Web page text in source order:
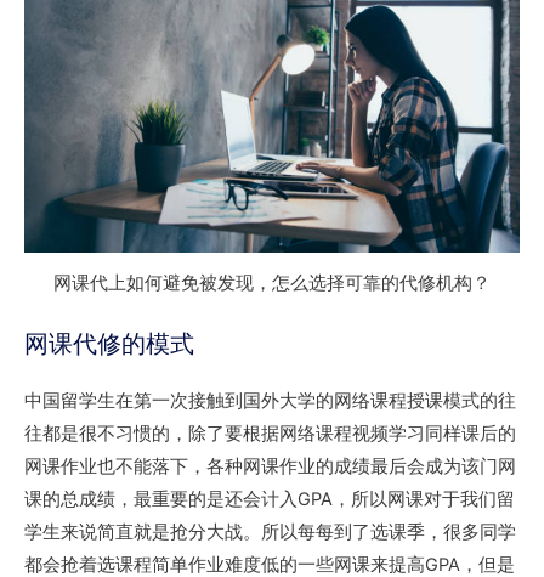
网课代上如何避免被发现，怎么选择可靠的代修机构？
网课代修的模式
中国留学生在第一次接触到国外大学的网络课程授课模式的往
往都是很不习惯的，除了要根据网络课程视频学习同样课后的
网课作业也不能落下，各种网课作业的成绩最后会成为该门网
课的总成绩，最重要的是还会计入GPA，所以网课对于我们留
学生来说简直就是抢分大战。所以每每到了选课季，很多同学
都会抢着选课程简单作业难度低的一些网课来提高GPA，但是